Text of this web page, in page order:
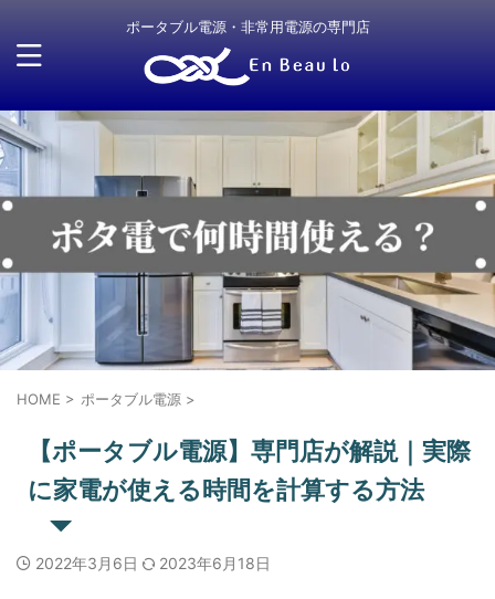
ポータブル電源・非常用電源の専門店
HOME > ポータブル電源 >
【ポータブル電源】専門店が解説｜実際
に家電が使える時間を計算する方法
2022年3月6日 2023年6月18日